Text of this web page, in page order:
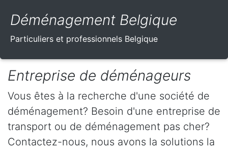
Déménagement Belgique
Particuliers et professionnels Belgique
Entreprise de déménageurs
Vous êtes à la recherche d'une société de
déménagement? Besoin d'une entreprise de
transport ou de déménagement pas cher?
Contactez-nous, nous avons la solutions la